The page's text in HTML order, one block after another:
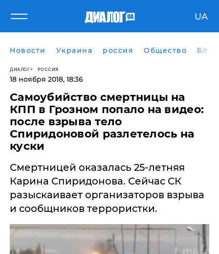
UA
Новости Украина россия Общество
ДИАЛОГ РОССИЯ
18 ноября 2018, 18:36
Самоубийство смертницы на
КПП в Грозном попало на видео:
после взрыва тело
Спиридоновой разлетелось на
куски
Смертницей оказалась 25-летняя
Карина Спиридонова. Сейчас СК
разыскаивает организаторов взрыва
и сообщников террористки.